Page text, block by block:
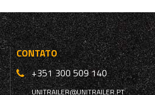
CONTATO
+351 300 509 140
UNITRAILER@UNITRAILER.PT